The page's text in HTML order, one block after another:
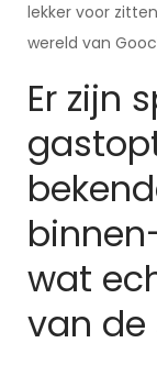
lekker voor
wereld van
Er zijn
wat
van de